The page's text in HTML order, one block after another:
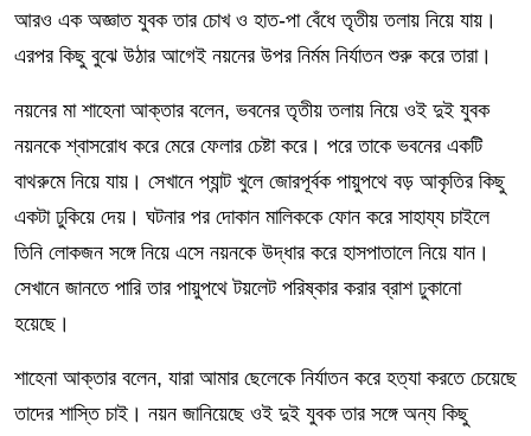
আরও এক অজ্ঞাত যুবক তার চোখ ও হাত-পা বেঁধে তৃতীয় তলায় নিয়ে যায়।
এরপর কিছু বুঝে উঠার আগেই নয়নের উপর নির্মম নির্যাতন শুরু করে তারা।
নয়নের মা শাহেনা আক্তার বলেন, ভবনের তৃতীয় তলায় নিয়ে ওই দুই যুবক
নয়নকে শ্বাসরোধ করে মেরে ফেলার চেষ্টা করে। পরে তাকে ভবনের একটি
বাথরুমে নিয়ে যায়। সেখানে প্যান্ট খুলে জোরপূর্বক পায়ুপথে বড় আকৃতির কিছু
একটা ঢুকিয়ে দেয়। ঘটনার পর দোকান মালিককে ফোন করে সাহায্য চাইলে
তিনি লোকজন সঙ্গে নিয়ে এসে নয়নকে উদ্ধার করে হাসপাতালে নিয়ে যান।
সেখানে জানতে পারি তার পায়ুপথে টয়লেট পরিষ্কার করার ব্রাশ ঢুকানো
হয়েছে।
শাহেনা আক্তার বলেন, যারা আমার ছেলেকে নির্যাতন করে হত্যা করতে চেয়েছে
তাদের শাস্তি চাই। নয়ন জানিয়েছে ওই দুই যুবক তার সঙ্গে অন্য কিছু